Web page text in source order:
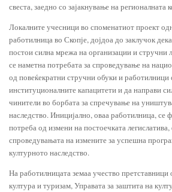
свеста, заедно со зајакнување на регионалната
Локалните учесници во споменатиот проект
работилница во Скопје, дојдоа до заклучок
постои силна мрежа на организации и стручни
се наметна потребата за спроведување на
од повеќекратни стручни обуки и работилници
институционалните капацитети и да нaправи
чинители во борбата за спречување на
наследство. Иницијално, оваа работилница, се
потреба од измени на постоечката
спроведувањата на измените за успешна
културното наследство.
На работилницата земаа учество
култура и туризам, Управата за заштита на